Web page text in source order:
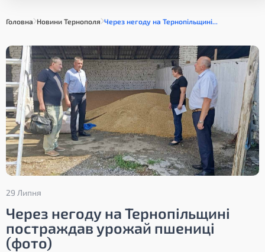
Головна Новини Тернополя Через негоду на Тернопільщині...
29 Липня
Через негоду на Тернопільщині
постраждав урожай пшениці
(фото)